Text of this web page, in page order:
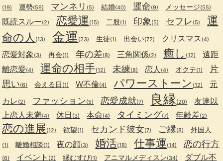
(19) 運勢(59) マンネリ (5) 結婚(40) 運命(9) メッセージ(55)
既読スルー(2) 恋愛運 (15) 二股(1) 印象 (5) セフレ (5)
運
命の人 (13) 金運 (23) 生徒(1) 出会い(72) クリスマス (4)
恋愛対象 (3) 再会(1) 年の差(8) 三角関係(2) 癒し (12)
遠距
離恋愛(4) 運命の相手(12) 未練(8) 恋人 (4) オクテ(1)
片
思い(6) 会える日 (1) W不倫(4) パワーストーン (12)
元
カレ (2) ファッション(5) 恋愛成就(7) 良縁(20)
友達以
上恋人未満(4) 休日 (3) 本命(4) タイミング(7) 年齢差(2)
恋の進展(12) 欲望(1) セカンド彼女(7) ご縁(8) 外国人
(1) 離婚相談(1) 夜の顔(3) 婚活(18) 仕事運 (14) 恋の行方
(6) イベント (2) 縁むすび(1) アニマルメディスン(34) ダブル不